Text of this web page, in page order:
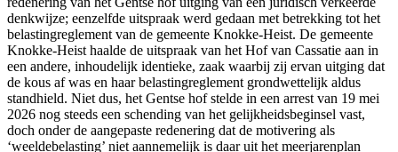
denkwijze; eenzelfde uitspraak werd gedaan met betrekking tot het
belastingreglement van de gemeente Knokke-Heist. De gemeente
Knokke-Heist haalde de uitspraak van het Hof van Cassatie aan in
een andere, inhoudelijk identieke, zaak waarbij zij ervan uitging dat
de kous af was en haar belastingreglement grondwettelijk aldus
standhield. Niet dus, het Gentse hof stelde in een arrest van 19 mei
2026 nog steeds een schending van het gelijkheidsbeginsel vast,
doch onder de aangepaste redenering dat de motivering als
‘weeldebelasting’ niet aannemelijk is daar uit het meerjarenplan